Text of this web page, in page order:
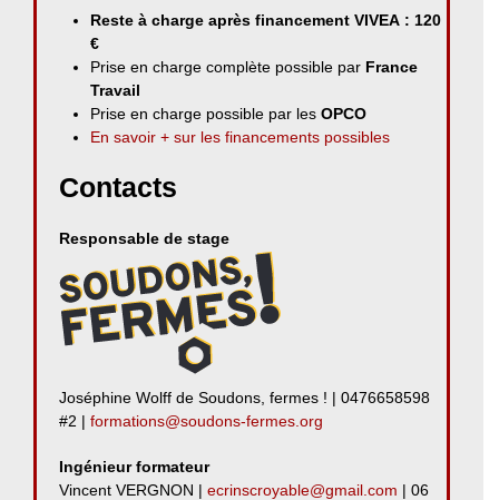
Reste à charge après financement VIVEA : 120
€
Prise en charge complète possible par France
Travail
Prise en charge possible par lesOPCO
En savoir + sur les financements possibles
Contacts
Responsable de stage
Joséphine Wolff de Soudons, fermes ! | 0476658598
#2 | formations@soudons-fermes.org
Ingénieur formateur
Vincent VERGNON | ecrinscroyable@gmail.com | 06